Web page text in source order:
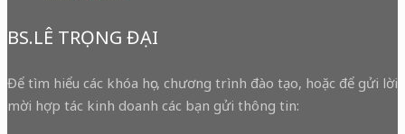
BS.LÊ TRỌNG ĐẠI
Để tìm hiểu các khóa học, chương trình đào tạo, hoặc để gửi lời
mời hợp tác kinh doanh các bạn gửi thông tin: